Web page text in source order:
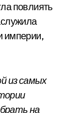
повлиять
империи,
из самых
на